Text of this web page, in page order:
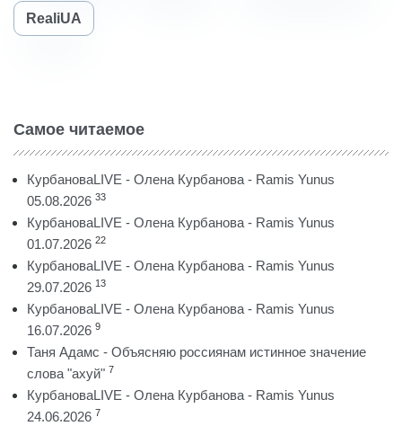
RealiUA
Самое читаемое
КурбановаLIVE - Олена Курбанова - Ramis Yunus
05.08.2026 33
КурбановаLIVE - Олена Курбанова - Ramis Yunus
01.07.2026 22
КурбановаLIVE - Олена Курбанова - Ramis Yunus
29.07.2026 13
КурбановаLIVE - Олена Курбанова - Ramis Yunus
16.07.2026 9
Таня Адамс - Объясняю россиянам истинное значение
слова "ахуй" 7
КурбановаLIVE - Олена Курбанова - Ramis Yunus
24.06.2026 7